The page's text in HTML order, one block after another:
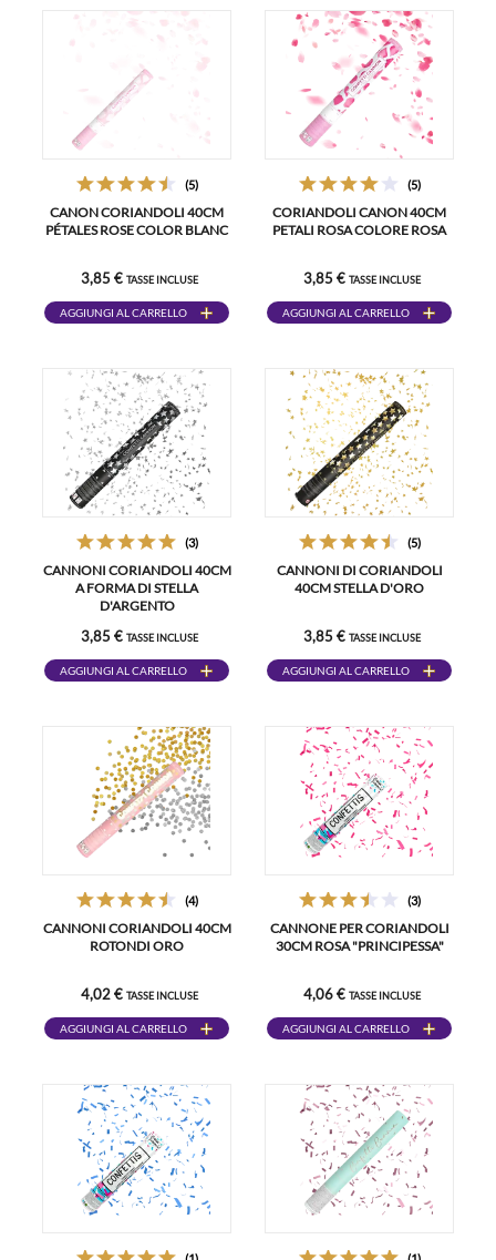
(5)
CANON CORIANDOLI 40CM
PÉTALES ROSE COLOR BLANC
3,85 € TASSE INCLUSE
AGGIUNGI AL CARRELLO
(5)
CORIANDOLI CANON 40CM
PETALI ROSA COLORE ROSA
3,85 € TASSE INCLUSE
AGGIUNGI AL CARRELLO
(3)
CANNONI CORIANDOLI 40CM
A FORMA DI STELLA
D'ARGENTO
3,85 € TASSE INCLUSE
AGGIUNGI AL CARRELLO
(5)
CANNONI DI CORIANDOLI
40CM STELLA D'ORO
3,85 € TASSE INCLUSE
AGGIUNGI AL CARRELLO
(4)
CANNONI CORIANDOLI 40CM
ROTONDI ORO
4,02 € TASSE INCLUSE
AGGIUNGI AL CARRELLO
(3)
CANNONE PER CORIANDOLI
30CM ROSA "PRINCIPESSA"
4,06 € TASSE INCLUSE
AGGIUNGI AL CARRELLO